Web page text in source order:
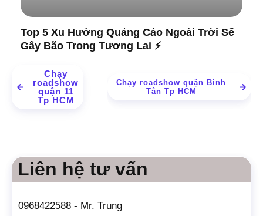
Top 5 Xu Hướng Quảng Cáo Ngoài Trời Sẽ
Gây Bão Trong Tương Lai ⚡
Chạy
roadshow
quận 11
Tp HCM
Chạy roadshow quận Bình
Tân Tp HCM
Liên hệ tư vấn
0968422588 - Mr. Trung